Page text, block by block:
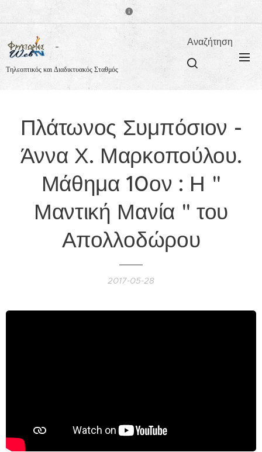
Τηλεοπτικός και Διαδικτυακός Σταθμός
Αναζήτηση
Πλάτωνος Συμπόσιον -
Άννα Χ. Μαρκοπούλου.
Μάθημα 10ον : Η "
Μαντική Μανία " του
Απολλοδώρου
2017-05-28